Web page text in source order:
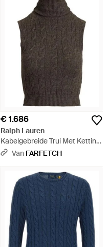
€ 1.686
Ralph Lauren
Kabelgebreide Trui Met Ketting
Afwerking - Bruin
Van FARFETCH